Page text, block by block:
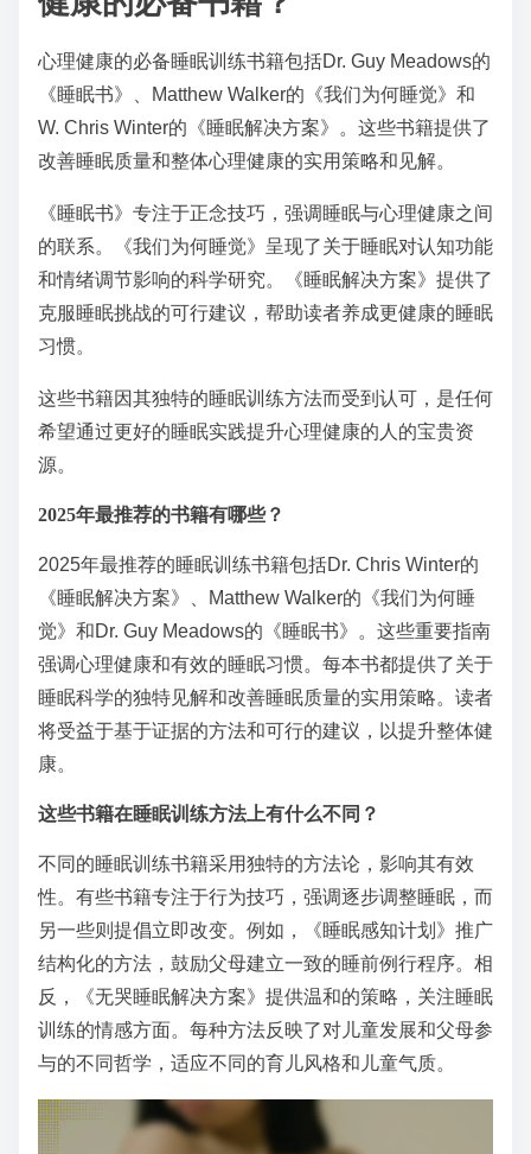
心理健康的必备睡眠训练书籍包括Dr. Guy Meadows的
《睡眠书》、Matthew Walker的《我们为何睡觉》和
W. Chris Winter的《睡眠解决方案》。这些书籍提供了
改善睡眠质量和整体心理健康的实用策略和见解。
《睡眠书》专注于正念技巧，强调睡眠与心理健康之间
的联系。《我们为何睡觉》呈现了关于睡眠对认知功能
和情绪调节影响的科学研究。《睡眠解决方案》提供了
克服睡眠挑战的可行建议，帮助读者养成更健康的睡眠
习惯。
这些书籍因其独特的睡眠训练方法而受到认可，是任何
希望通过更好的睡眠实践提升心理健康的人的宝贵资
源。
2025年最推荐的书籍有哪些？
2025年最推荐的睡眠训练书籍包括Dr. Chris Winter的
《睡眠解决方案》、Matthew Walker的《我们为何睡
觉》和Dr. Guy Meadows的《睡眠书》。这些重要指南
强调心理健康和有效的睡眠习惯。每本书都提供了关于
睡眠科学的独特见解和改善睡眠质量的实用策略。读者
将受益于基于证据的方法和可行的建议，以提升整体健
康。
这些书籍在睡眠训练方法上有什么不同？
不同的睡眠训练书籍采用独特的方法论，影响其有效
性。有些书籍专注于行为技巧，强调逐步调整睡眠，而
另一些则提倡立即改变。例如，《睡眠感知计划》推广
结构化的方法，鼓励父母建立一致的睡前例行程序。相
反，《无哭睡眠解决方案》提供温和的策略，关注睡眠
训练的情感方面。每种方法反映了对儿童发展和父母参
与的不同哲学，适应不同的育儿风格和儿童气质。